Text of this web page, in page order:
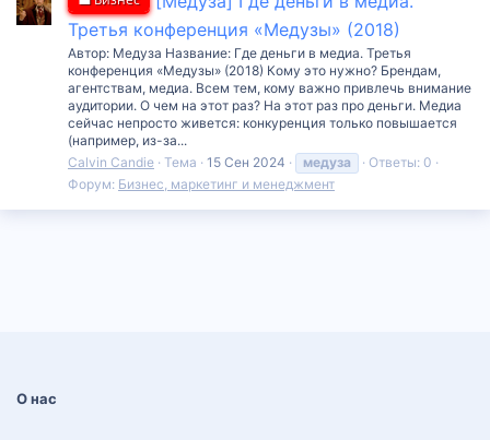
Третья конференция «Медузы» (2018)
Автор: Медуза Название: Где деньги в медиа. Третья
конференция «Медузы» (2018) Кому это нужно? Брендам,
агентствам, медиа. Всем тем, кому важно привлечь внимание
аудитории. О чем на этот раз? На этот раз про деньги. Медиа
сейчас непросто живется: конкуренция только повышается
(например, из-за...
Calvin Candie Тема 15 Сен 2024 медуза
Ответы: 0
Форум: Бизнес, маркетинг и менеджмент
О нас